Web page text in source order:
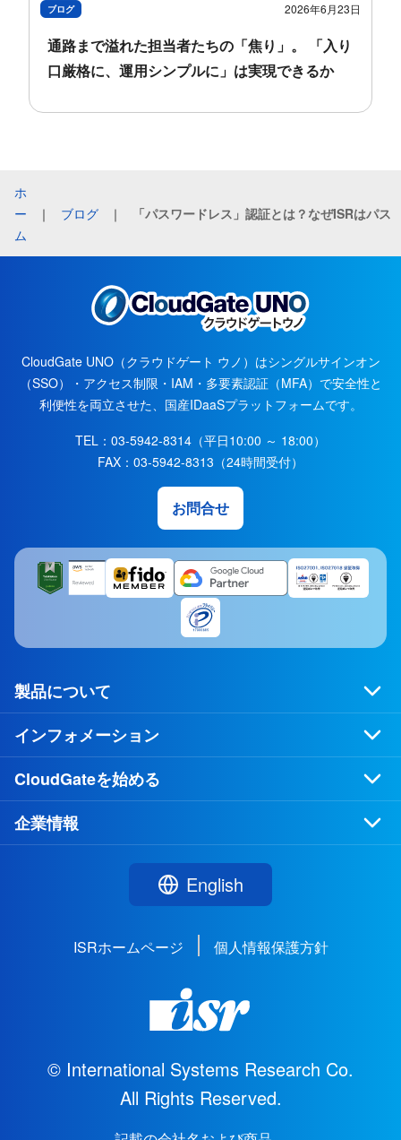
ブログ 2026年6月23日
通路まで​​溢れた​​担当者たちの​​「焦り」。 「入り
口厳格に、​​運用シンプルに」は​​実現できるか​​
ホ
ー
ム
｜ ブログ ｜
CloudGate UNO（クラウドゲート ウノ）はシングルサインオン
（SSO）・アクセス制限・IAM・多要素認証（MFA）で安全性と
利便性を両立させた、国産IDaaSプラットフォームです。
TEL： 03-5942-8314 （平日10:00 ～ 18:00）
FAX： 03-5942-8313 （24時間受付）
お問合せ
製品について
インフォメーション
CloudGateを始める
企業情報
English
ISRホームページ 個人情報保護方針
© International Systems Research Co.
All Rights Reserved.